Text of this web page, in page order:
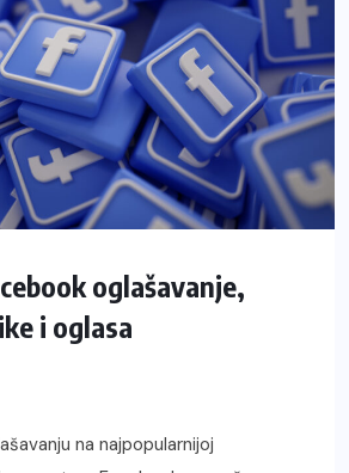
oglašavanje,
i oglasa
na najpopularnijoj